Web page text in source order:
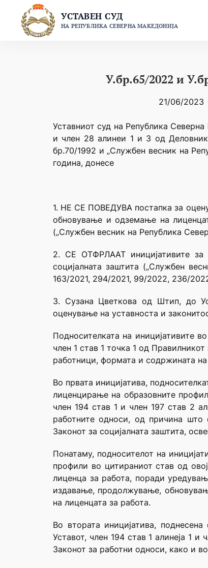
content
УСТАВЕН СУД
НА РЕПУБЛИКА СЕВЕРНА МАКЕДОНИЈА
У.бр.65/2022 и
21/06/2023
Уставниот суд на Република
и член 28 алинеи 1 и 3 од
бр.70/1992 и „Службен весник на
година, донесе
1. НЕ СЕ ПОВЕДУВА постапка за
обновување и одземање на
(„Службен весник на Република
2. СЕ ОТФРЛААТ иницијативите за
социјалната заштита („Службен
163/2021, 294/2021, 99/2022, 236/
3. Сузана Цветкова од Штип, до
оценување на уставноста и
Подносителката на иницијативите
член 1 став 1 точка 1 од
работници, формата и содржината
Во првата иницијатива,
лиценцирање на образовните
член 194 став 1 и член 197 став 2
работните односи, од причина што
Законот за социјалната заштита,
Понатаму, подносителот на
профили во цитираниот став од
лиценца за работа, поради
издавање, продолжување,
на лиценцата за работа.
Во втората иницијатива,
Уставот, член 194 став 1 алинеја 1
Законот за работни односи, како и